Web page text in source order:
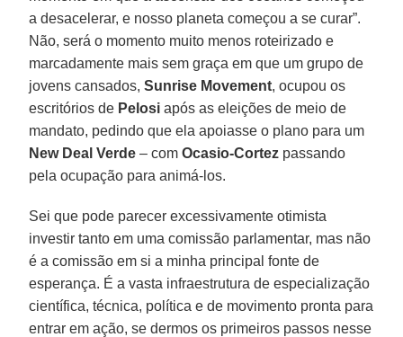
a desacelerar, e nosso planeta começou a se curar”.
Não, será o momento muito menos roteirizado e
marcadamente mais sem graça em que um grupo de
jovens cansados,Sunrise Movement, ocupou os
escritórios de Pelosi após as eleições de meio de
mandato, pedindo que ela apoiasse o plano para um
New Deal Verde – comOcasio-Cortez passando
pela ocupação para animá-los.
Sei que pode parecer excessivamente otimista
investir tanto em uma comissão parlamentar, mas não
é a comissão em si a minha principal fonte de
esperança. É a vasta infraestrutura de especialização
científica, técnica, política e de movimento pronta para
entrar em ação, se dermos os primeiros passos nesse